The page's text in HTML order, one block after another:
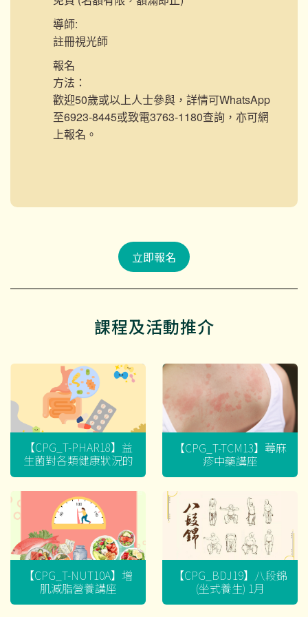
導師:
註冊視光師
報名
方法：
歡迎50歲或以上人士參與，詳情可WhatsApp
至6923-8445或致電3763-1180查詢，亦可網
上報名。
立即報名
課程及活動推介
【CPG_T-PHAR18】益
生菌對各類健康狀況的
迷思
【CPG_T-TCM13】蕁麻
疹中藥講座
【CPG_T-NUT10A】增
肌減脂營養講座
【CPG_BDJ19】八段錦
(坐式養生) 1月